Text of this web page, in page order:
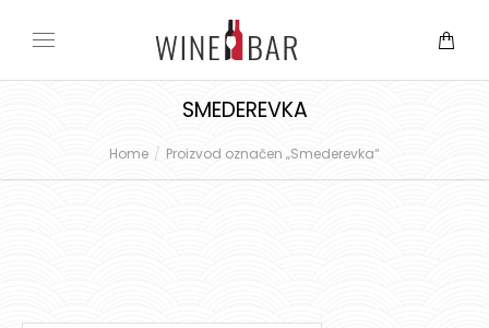
SMEDEREVKA
You are here:
Home Proizvod označen „Smederevka“